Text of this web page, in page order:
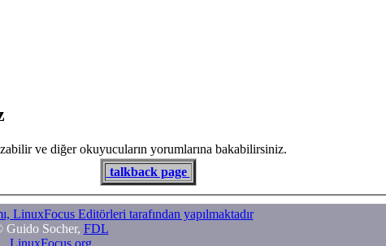
ve diğer okuyucuların yorumlarına bakabilirsiniz.
talkback page
LinuxFocus Editörleri tarafından yapılmaktadır
Guido Socher, FDL
LinuxFocus.org